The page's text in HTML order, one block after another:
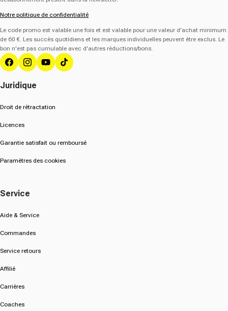
Notre politique de confidentialité
Le code promo est valable une fois et est valable pour une valeur d'achat minimum
de 60 €. Les succès quotidiens et les marques individuelles peuvent être exclus. Le
bon n'est pas cumulable avec d'autres réductions/bons.
FacebookInstagram
YouTubeTik Tok
Juridique
Droit de rétractation
Licences
Garantie satisfait ou remboursé
Paramètres des cookies
Service
Aide & Service
Commandes
Service retours
Affilié
Carrières
Coaches